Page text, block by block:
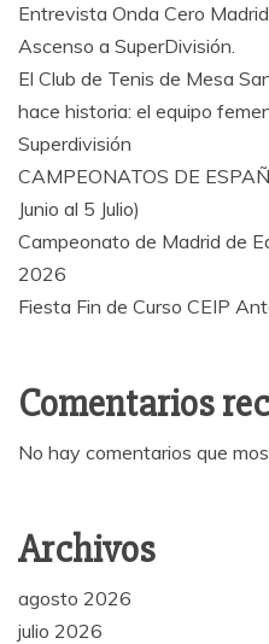
Entrevista Onda Cero
Ascenso a SuperDivisión.
El Club de Tenis de Mesa
hace historia: el equipo
Superdivisión
CAMPEONATOS DE
Junio al 5 Julio)
Campeonato de Madrid de
2026
Fiesta Fin de Curso CEIP
Comentarios
No hay comentarios que
Archivos
agosto 2026
julio 2026